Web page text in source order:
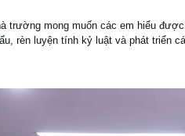
tốt nghiệp đã được tuyển
năm 2023. Tại buổi họp mặt, Trường
đại học đi đào tạo sĩ quan dự bị
vọng của sinh viên và phụ huynh